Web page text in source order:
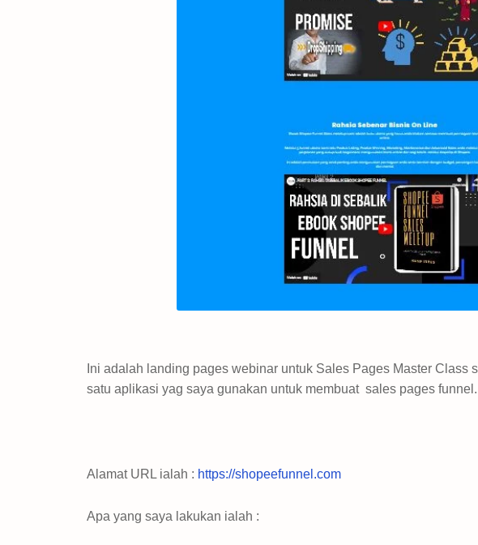
Ini adalah landing pages webinar untuk Sales Pages Master Class
satu aplikasi yag saya gunakan untuk membuat sales pages funnel.
Alamat URL ialah : https://shopeefunnel.com
Apa yang saya lakukan ialah :